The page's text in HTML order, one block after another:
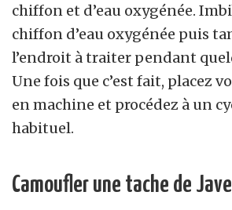
chiffon et d’eau oxygénée.
chiffon d’eau oxygénée puis
l’endroit à traiter pendant
Une fois que c’est fait, placez
en machine et procédez à un
habituel.
Camoufler une tache de